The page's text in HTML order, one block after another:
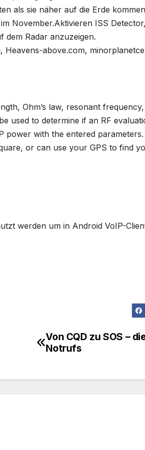
als sie näher auf die Erde
November.Aktivieren ISS
dem Radar anzuzeigen.
Heavens-above.com,
Ohm’s law, resonant
used to determine if an RF
power with the entered
or can use your GPS to find
werden um in Android VoIP-
Von CQD zu SOS –
Notrufs